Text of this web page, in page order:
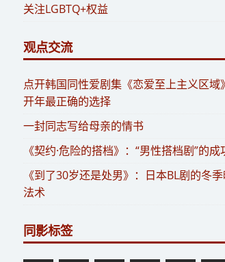
关注LGBTQ+权益
观点交流
点开韩国同性爱剧集《恋爱至上主义区域
开年最正确的选择
一封同志写给母亲的情书
《契约·危险的搭档》：“男性搭档剧”的
《到了30岁还是处男》：日本BL剧的冬
法术
同影标签